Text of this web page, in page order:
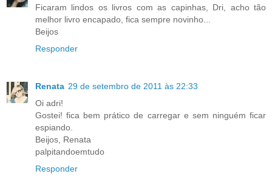
Ficaram lindos os livros com as capinhas, Dri, acho tão
melhor livro encapado, fica sempre novinho...
Beijos
Responder
Renata 29 de setembro de 2011 às 22:33
Oi adri!
Gostei! fica bem prático de carregar e sem ninguém ficar
espiando.
Beijos, Renata
palpitandoemtudo
Responder